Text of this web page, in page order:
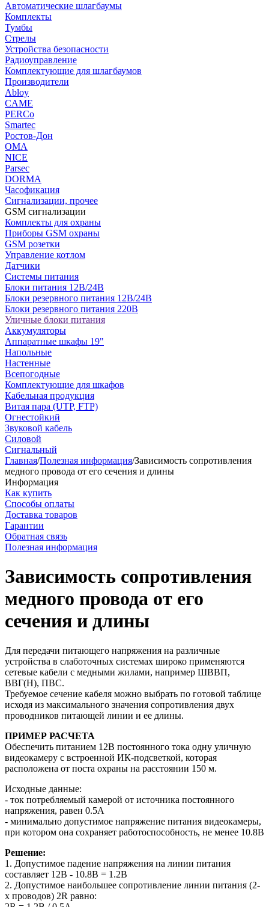
Автоматические шлагбаумы
Комплекты
Тумбы
Стрелы
Устройства безопасности
Радиоуправление
Комплектующие для шлагбаумов
Производители
Abloy
CAME
PERCo
Smartec
Ростов-Дон
ОМА
NICE
Parsec
DORMA
Часофикация
Сигнализации, прочее
GSM сигнализации
Комплекты для охраны
Приборы GSM охраны
GSM розетки
Управление котлом
Датчики
Системы питания
Блоки питания 12В/24В
Блоки резервного питания 12В/24В
Блоки резервного питания 220В
Уличные блоки питания
Аккумуляторы
Аппаратные шкафы 19"
Напольные
Настенные
Всепогодные
Комплектующие для шкафов
Кабельная продукция
Витая пара (UTP, FTP)
Огнестойкий
Звуковой кабель
Силовой
Сигнальный
Главная/Полезная информация/Зависимость сопротивления
медного провода от его сечения и длины
Информация
Как купить
Способы оплаты
Доставка товаров
Гарантии
Обратная связь
Полезная информация
Зависимость сопротивления
медного провода от его
сечения и длины
Для передачи питающего напряжения на различные
устройства в слаботочных системах широко применяются
сетевые кабели с медными жилами, например ШВВП,
ВВГ(Н), ПВС.
Требуемое сечение кабеля можно выбрать по готовой таблице
исходя из максимального значения сопротивления двух
проводников питающей линии и ее длины.
ПРИМЕР РАСЧЕТА
Обеспечить питанием 12В постоянного тока одну уличную
видеокамеру с встроенной ИК-подсветкой, которая
расположена от поста охраны на расстоянии 150 м.
Исходные данные:
- ток потребляемый камерой от источника постоянного
напряжения, равен 0.5А
- минимально допустимое напряжение питания видеокамеры,
при котором она сохраняет работоспособность, не менее 10.8В
Решение:
1. Допустимое падение напряжения на линии питания
составляет 12В - 10.8В = 1.2В
2. Допустимое наибольшее сопротивление линии питания (2-
х проводов) 2R равно: